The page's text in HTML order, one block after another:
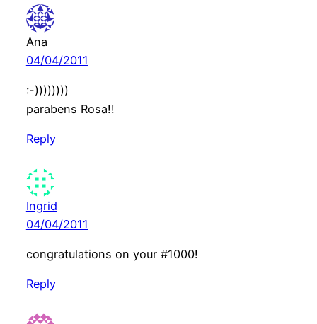
Ana
04/04/2011
:-))))))))
parabens Rosa!!
Reply
Ingrid
04/04/2011
congratulations on your #1000!
Reply